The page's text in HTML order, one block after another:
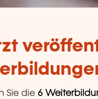
Sie die 6